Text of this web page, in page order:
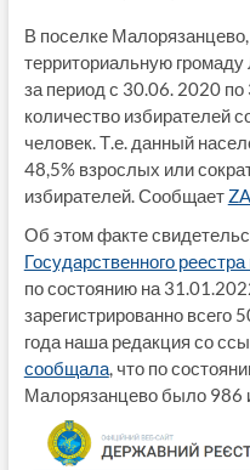
В поселке
территориальную громаду
за период с 30.06. 2020
количество избирателей
человек. Т.е. данный
48,5% взрослых или
избирателей. Сообщает
Об этом факте
Государственного
по состоянию на
зарегистрированно
года наша редакция со
сообщала, что по
Малорязанцево было 986